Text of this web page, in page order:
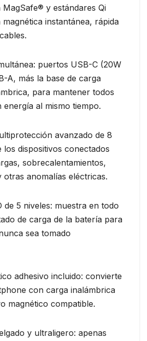
y estándares Qi
instantánea, rápida
puertos USB-C (20W
A, más la base de carga
para mantener todos
energía al mismo tiempo.
avanzado de 8
los dispositivos conectados
sobrecalentamientos,
anomalías eléctricas.
de 5 niveles: muestra en todo
de carga de la batería para
sea tomado
adhesivo incluido: convierte
con carga inalámbrica
magnético compatible.
y ultraligero: apenas